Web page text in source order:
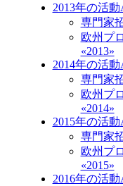
2013年の活動
専門家
欧州プ
«2013»
2014年の活動
専門家
欧州プ
«2014»
2015年の活動
専門家
欧州プ
«2015»
2016年の活動